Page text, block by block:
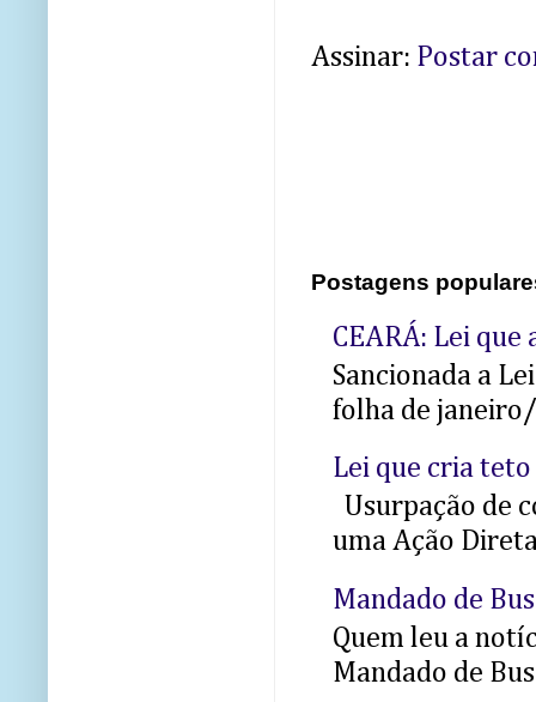
Assinar: Postar
Postagens
CEARÁ: Lei
Sancionada a
folha de
Lei que cria
Usurpação de
uma Ação
Mandado de
Quem leu a
Mandado de